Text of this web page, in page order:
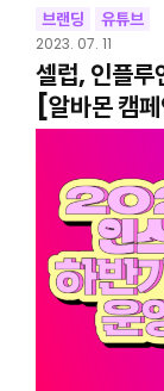
브랜딩 유튜브
2023. 07. 11
셀럽, 인플루
[알바몬 캠